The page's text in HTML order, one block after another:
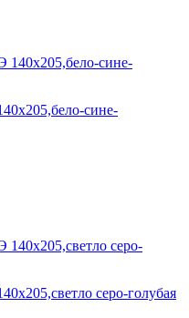
сине-
серо-голубая